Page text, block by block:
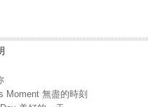
Moment 無盡的時刻